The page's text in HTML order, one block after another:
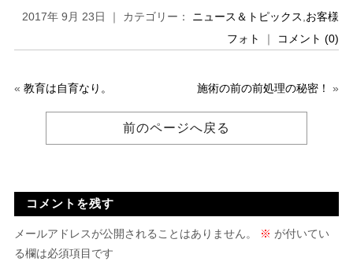
2017年 9月 23日 ｜ カテゴリー： ニュース＆トピックス お客様
フォト
｜ コメント (0)
« 教育は自育なり。 施術の前の前処理の秘密！ »
前のページへ戻る
コメントを残す
メールアドレスが公開されることはありません。 ※ が付いてい
る欄は必須項目です